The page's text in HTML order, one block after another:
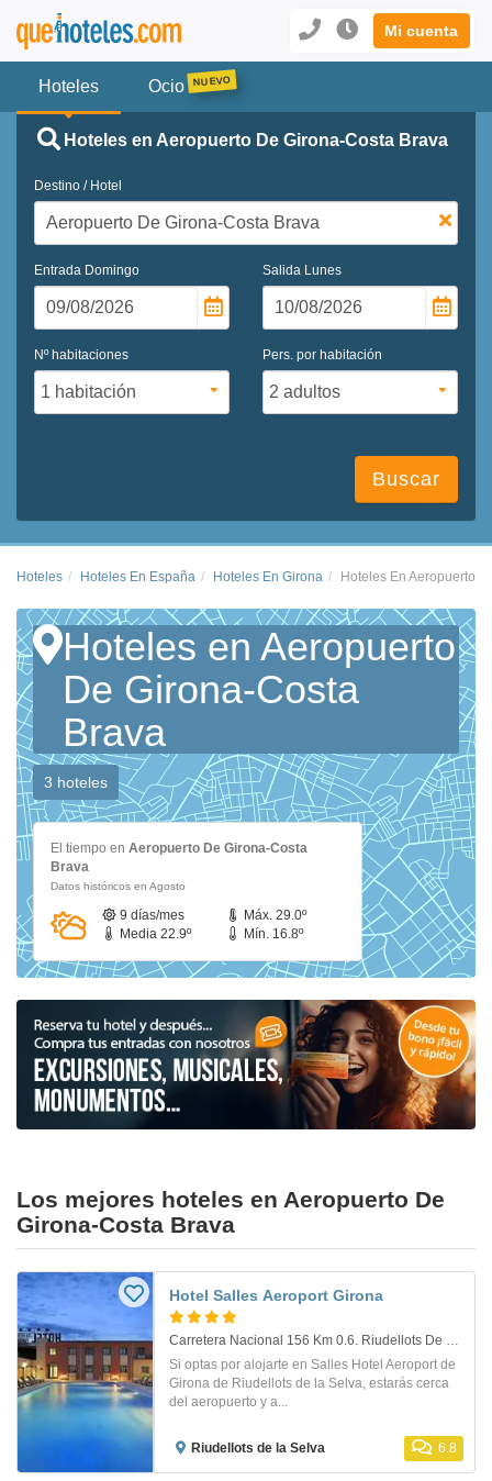
Mi cuenta
Hoteles Ocio
Hoteles en Aeropuerto De Girona-Costa Brava
Destino / Hotel
Entrada Domingo Salida Lunes
Nº habitaciones Pers. por habitación
Buscar
Hoteles Hoteles En España Hoteles En Girona Hoteles En Aeropuerto
Hoteles en Aeropuerto
De Girona-Costa
Brava
3 hoteles
El tiempo en Aeropuerto De Girona-Costa
Brava
Datos históricos en Agosto
9 días/mes
Máx. 29.0º
Media 22.9º
Mín. 16.8º
Los mejores hoteles en Aeropuerto De
Girona-Costa Brava
Hotel Salles Aeroport Girona
Carretera Nacional 156 Km 0.6. Riudellots De La Selva
Si optas por alojarte en Salles Hotel Aeroport de
Girona de Riudellots de la Selva, estarás cerca
del aeropuerto y a...
Riudellots de la Selva 6.8